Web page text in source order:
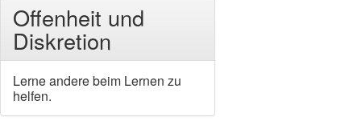
Offenheit und
Diskretion
Lerne andere beim Lernen zu
helfen.